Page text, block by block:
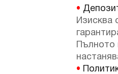
•
Изисква
•